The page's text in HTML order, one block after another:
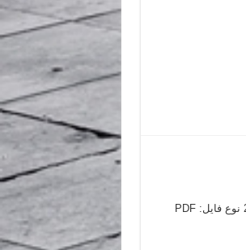
کاتالوگ لکسوس ES مدل 2010 نوع فایل: PDF